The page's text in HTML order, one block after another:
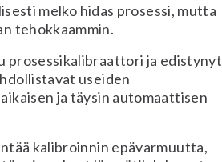
melko hidas prosessi, mutta
tehokkaammin.
prosessikalibraattori ja edistynyt
useiden
ja täysin automaattisen
kalibroinnin epävarmuutta,